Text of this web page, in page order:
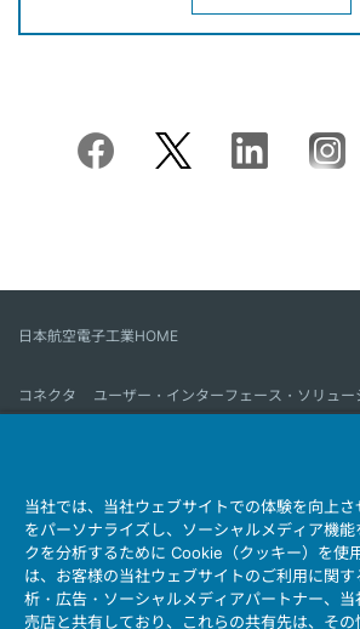
日本航空電子工業HOME
コネクタ
ユーザー・インターフェース・ソリュー
会社情報 サステナビリティ IR情報 採用情報
製品情報新着一覧
サイトマップ お問い合わせ
当社では、当社ウェブサイトでの体験を向上
をパーソナライズし、ソーシャルメディア機
クを分析するために Cookie（クッキー）を使
は、お客様の当社ウェブサイトのご利用に関
析・広告・ソーシャルメディアパートナー、
売店と共有しており、これらの共有先は、そ